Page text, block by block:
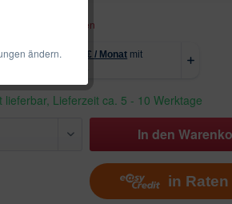
ändern.
zzgl. Versandkosten
lieferbar, Lieferzeit ca. 5 - 10 Werktage
In den